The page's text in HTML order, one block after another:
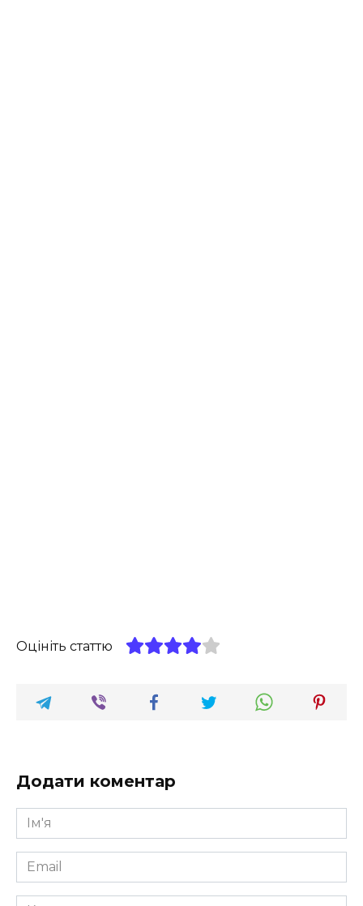
Оцініть статтю
Додати коментар
Ім'я
*
Email
*